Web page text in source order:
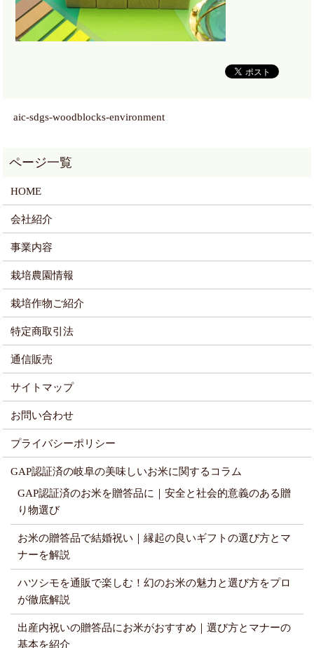
aic-sdgs-woodblocks-environment
HOME
会社紹介
事業内容
栽培農園情報
栽培作物ご紹介
特定商取引法
通信販売
サイトマップ
お問い合わせ
プライバシーポリシー
GAP認証済の岐阜の美味しいお米に関するコラム
GAP認証済のお米を贈答品に｜安全と社会的意義のある贈
り物選び
お米の贈答品で結婚祝い｜縁起の良いギフトの選び方とマ
ナーを解説
ハツシモを通販で楽しむ！幻のお米の魅力と選び方をプロ
が徹底解説
出産内祝いの贈答品にお米がおすすめ｜選び方とマナーの
基本を紹介